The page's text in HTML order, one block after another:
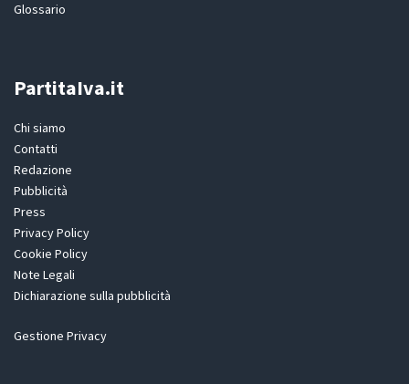
Glossario
PartitaIva.it
Chi siamo
Contatti
Redazione
Pubblicità
Press
Privacy Policy
Cookie Policy
Note Legali
Dichiarazione sulla pubblicità
Gestione Privacy